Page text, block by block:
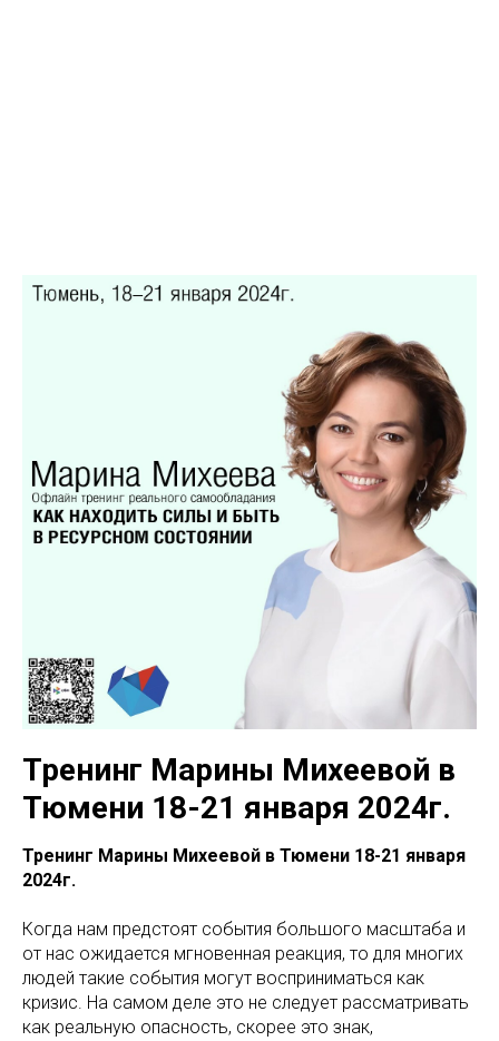
Тренинг Марины Михеевой в
Тюмени 18-21 января 2024г.
Тренинг Марины Михеевой в Тюмени 18-21 января
2024г.
Когда нам предстоят события большого масштаба и
от нас ожидается мгновенная реакция, то для многих
людей такие события могут восприниматься как
кризис. На самом деле это не следует рассматривать
как реальную опасность, скорее это знак,